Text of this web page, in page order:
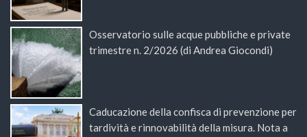
Osservatorio sulle acque pubbliche e private
trimestre n. 2/2026 (di Andrea Giocondi)
Caducazione della confisca di prevenzione per
tardività e rinnovabilità della misura. Nota a